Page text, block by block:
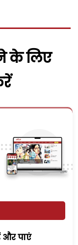
के लिए
और पाएं